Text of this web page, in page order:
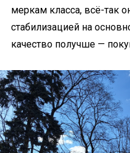
меркам класса, всё-так
стабилизацией на
качество получше —